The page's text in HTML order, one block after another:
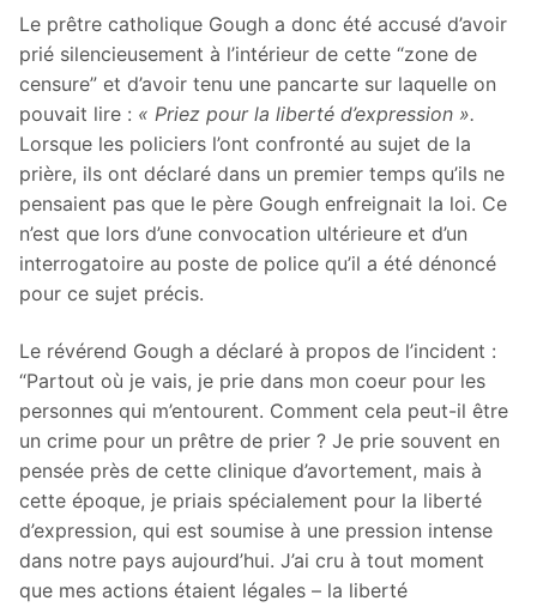
Le prêtre catholique Gough a donc été accusé d’avoir
prié silencieusement à l’intérieur de cette “zone de
censure” et d’avoir tenu une pancarte sur laquelle on
pouvait lire : « Priez pour la liberté d’expression ».
Lorsque les policiers l’ont confronté au sujet de la
prière, ils ont déclaré dans un premier temps qu’ils ne
pensaient pas que le père Gough enfreignait la loi. Ce
n’est que lors d’une convocation ultérieure et d’un
interrogatoire au poste de police qu’il a été dénoncé
pour ce sujet précis.
Le révérend Gough a déclaré à propos de l’incident :
“Partout où je vais, je prie dans mon coeur pour les
personnes qui m’entourent. Comment cela peut-il être
un crime pour un prêtre de prier ? Je prie souvent en
pensée près de cette clinique d’avortement, mais à
cette époque, je priais spécialement pour la liberté
d’expression, qui est soumise à une pression intense
dans notre pays aujourd’hui. J’ai cru à tout moment
que mes actions étaient légales – la liberté